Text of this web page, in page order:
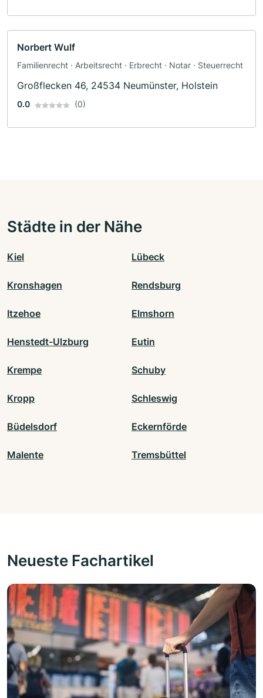
Norbert Wulf
Familienrecht · Arbeitsrecht · Erbrecht · Notar · Steuerrecht
Großflecken 46, 24534 Neumünster, Holstein
0.0 (0)
Städte in der Nähe
Kiel Lübeck
Kronshagen Rendsburg
Itzehoe Elmshorn
Henstedt-Ulzburg Eutin
Krempe Schuby
Kropp Schleswig
Büdelsdorf Eckernförde
Malente Tremsbüttel
Neueste Fachartikel